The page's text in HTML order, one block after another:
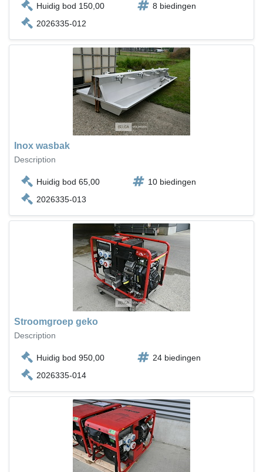
Huidig bod 150,00
8 biedingen
2026335-012
Inox wasbak
Description
Huidig bod 65,00
10 biedingen
2026335-013
Stroomgroep geko
Description
Huidig bod 950,00
24 biedingen
2026335-014